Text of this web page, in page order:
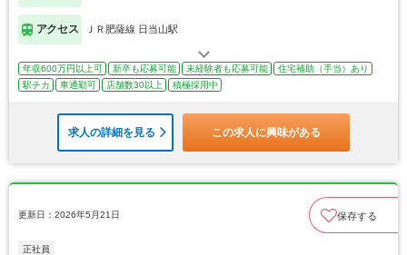
アクセス ＪＲ肥薩線 日当山駅
年収600万円以上可 新卒も応募可能 未経験者も応募可能
住宅補助（手当）あり
駅チカ
車通勤可 店舗数30以上 積極採用中
求人の詳細を見る この求人に興味がある
更新日：2026年5月21日 保存する
正社員